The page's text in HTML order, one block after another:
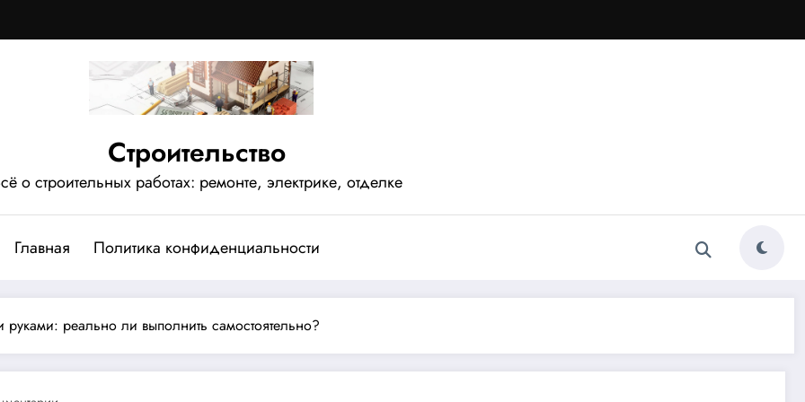
Строительство
о строительных работах: ремонте, электрике, отделке
Главная Политика конфиденциальности
руками: реально ли выполнить самостоятельно?